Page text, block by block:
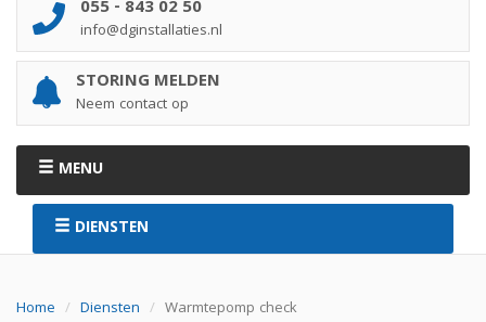
055 - 843 02 50
info@dginstallaties.nl
STORING MELDEN
Neem contact op
MENU
DIENSTEN
Home Diensten Warmtepomp check